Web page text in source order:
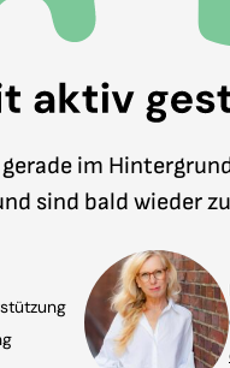
im
sind bald wieder